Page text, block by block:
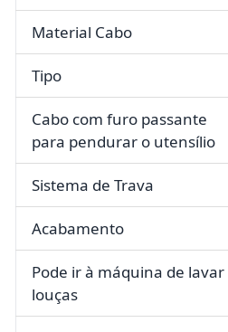
Material Cabo
Tipo
Cabo com furo passante
para pendurar o utensílio
Sistema de Trava
Acabamento
Pode ir à máquina de lavar
louças